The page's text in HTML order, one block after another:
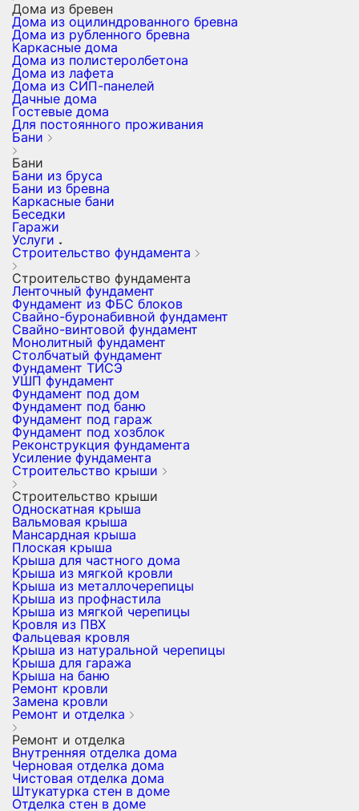
Дома из бревен
Дома из оцилиндрованного бревна
Дома из рубленного бревна
Каркасные дома
Дома из полистеролбетона
Дома из лафета
Дома из СИП-панелей
Дачные дома
Гостевые дома
Для постоянного проживания
Бани
Бани
Бани из бруса
Бани из бревна
Каркасные бани
Беседки
Гаражи
Услуги
Строительство фундамента
Строительство фундамента
Ленточный фундамент
Фундамент из ФБС блоков
Свайно-буронабивной фундамент
Свайно-винтовой фундамент
Монолитный фундамент
Столбчатый фундамент
Фундамент ТИСЭ
УШП фундамент
Фундамент под дом
Фундамент под баню
Фундамент под гараж
Фундамент под хозблок
Реконструкция фундамента
Усиление фундамента
Строительство крыши
Строительство крыши
Односкатная крыша
Вальмовая крыша
Мансардная крыша
Плоская крыша
Крыша для частного дома
Крыша из мягкой кровли
Крыша из металлочерепицы
Крыша из профнастила
Крыша из мягкой черепицы
Кровля из ПВХ
Фальцевая кровля
Крыша из натуральной черепицы
Крыша для гаража
Крыша на баню
Ремонт кровли
Замена кровли
Ремонт и отделка
Ремонт и отделка
Внутренняя отделка дома
Черновая отделка дома
Чистовая отделка дома
Штукатурка стен в доме
Отделка стен в доме